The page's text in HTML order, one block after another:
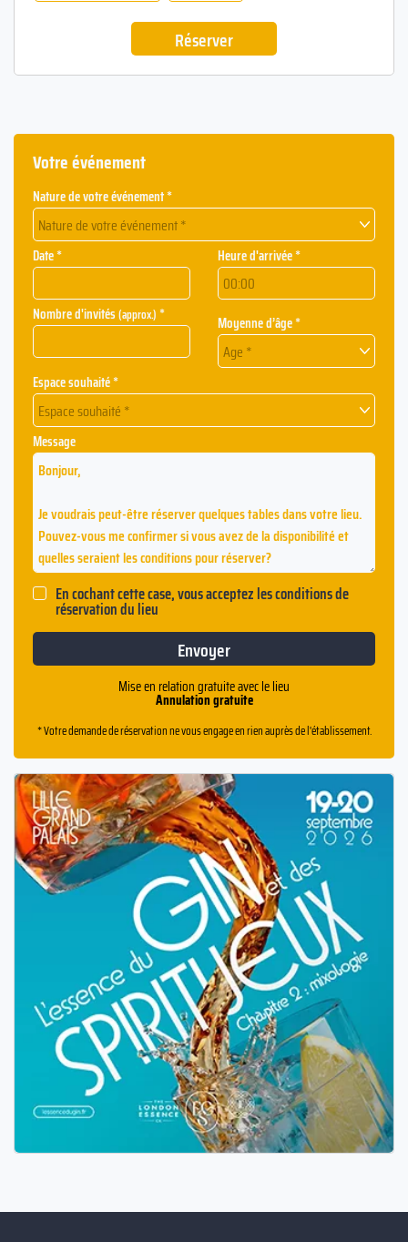
Réserver
Votre événement
Nature de votre événement *
Nature de votre événement *
Date * Heure d'arrivée *
Nombre d'invités(approx.)* Moyenne d’âge *
Age *
Espace souhaité *
Espace souhaité *
Message
En cochant cette case, vous acceptez les conditions de
réservation du lieu
Mise en relation gratuite avec le lieu
Annulation gratuite
* Votre demande de réservation ne vous engage en rien auprès de l'établissement.